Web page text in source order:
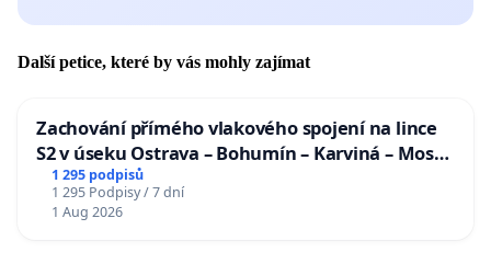
Další petice, které by vás mohly zajímat
Zachování přímého vlakového spojení na lince
S2 v úseku Ostrava – Bohumín – Karviná – Mosty
u Jablunkova
1 295 podpisů
1 295 Podpisy / 7 dní
1 Aug 2026